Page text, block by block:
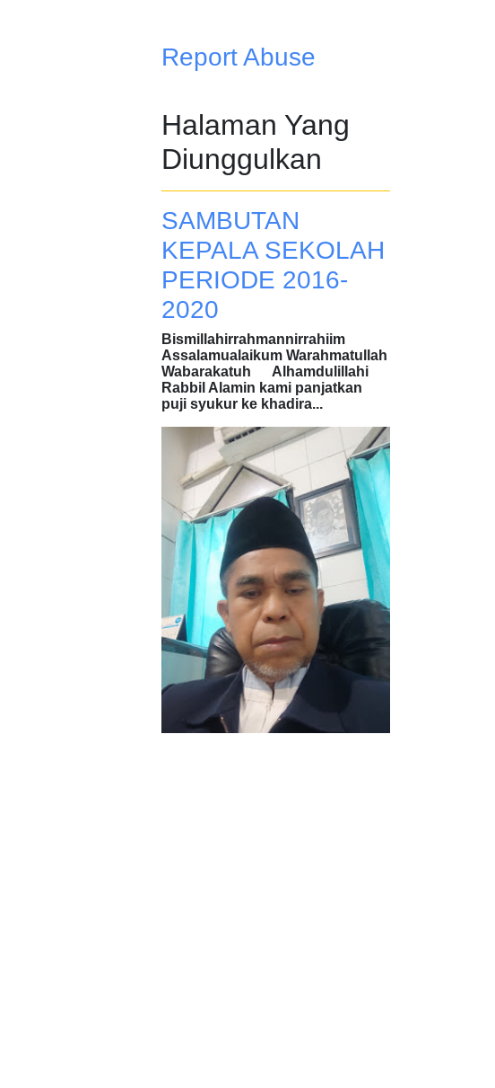
Report Abuse
Halaman Yang
Diunggulkan
SAMBUTAN
KEPALA SEKOLAH
PERIODE 2016-
2020
Bismillahirrahmannirrahiim
Assalamualaikum Warahmatullah
Wabarakatuh Alhamdulillahi
Rabbil Alamin kami panjatkan
puji syukur ke khadira...